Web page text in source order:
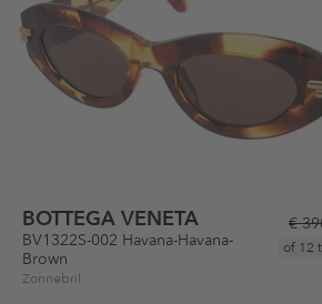
BOTTEGA VENETA
BV1322S-002 Havana-Havana-
Brown
Zonnebril
€
of 12